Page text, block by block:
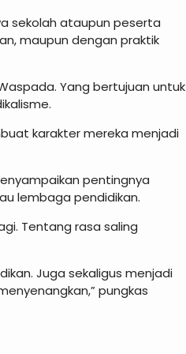
sekolah ataupun peserta
maupun dengan praktik
Yang bertujuan untuk
karakter mereka menjadi
pentingnya
lembaga pendidikan.
Tentang rasa saling
Juga sekaligus menjadi
pungkas